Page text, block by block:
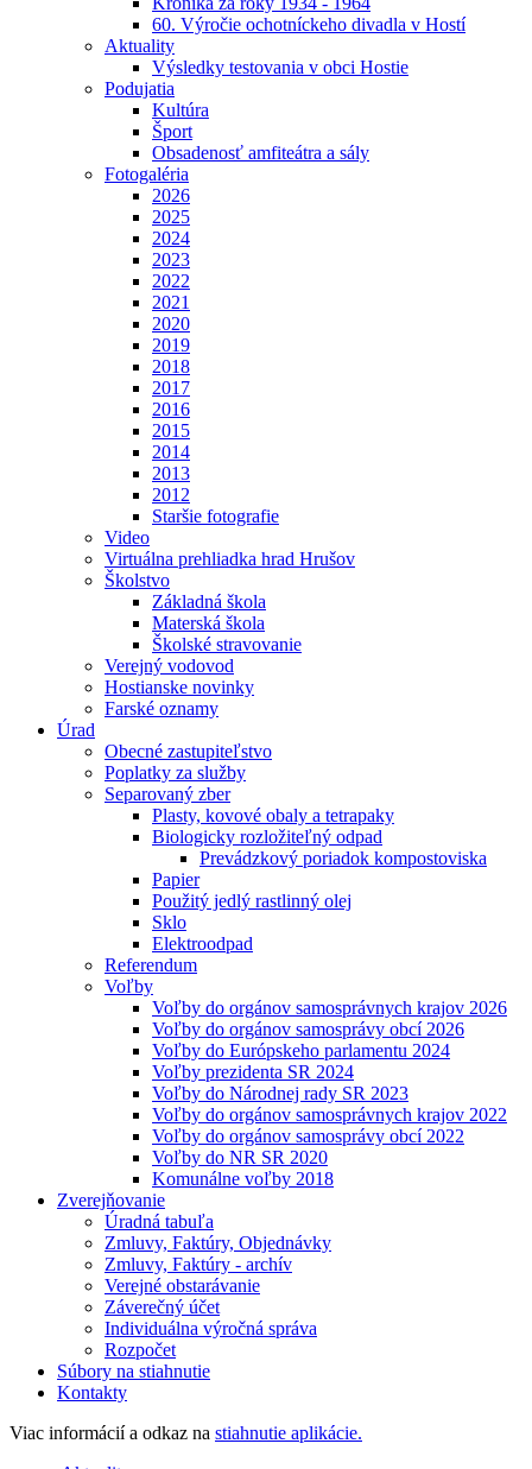
60. Výročie ochotníckeho divadla v Hostí
Aktuality
Výsledky testovania v obci Hostie
Podujatia
Kultúra
Šport
Obsadenosť amfiteátra a sály
Fotogaléria
2026
2025
2024
2023
2022
2021
2020
2019
2018
2017
2016
2015
2014
2013
2012
Staršie fotografie
Video
Virtuálna prehliadka hrad Hrušov
Školstvo
Základná škola
Materská škola
Školské stravovanie
Verejný vodovod
Hostianske novinky
Farské oznamy
Úrad
Obecné zastupiteľstvo
Poplatky za služby
Separovaný zber
Plasty, kovové obaly a tetrapaky
Biologicky rozložiteľný odpad
Prevádzkový poriadok kompostoviska
Papier
Použitý jedlý rastlinný olej
Sklo
Elektroodpad
Referendum
Voľby
Voľby do orgánov samosprávnych krajov 2026
Voľby do orgánov samosprávy obcí 2026
Voľby do Európskeho parlamentu 2024
Voľby prezidenta SR 2024
Voľby do Národnej rady SR 2023
Voľby do orgánov samosprávnych krajov 2022
Voľby do orgánov samosprávy obcí 2022
Voľby do NR SR 2020
Komunálne voľby 2018
Zverejňovanie
Úradná tabuľa
Zmluvy, Faktúry, Objednávky
Zmluvy, Faktúry - archív
Verejné obstarávanie
Záverečný účet
Individuálna výročná správa
Rozpočet
Súbory na stiahnutie
Kontakty
Viac informácií a odkaz na stiahnutie aplikácie.